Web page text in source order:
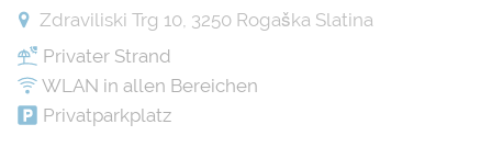
Zdraviliski Trg 10, 3250 Rogaška Slatina
Privater Strand
WLAN in allen Bereichen
Privatparkplatz